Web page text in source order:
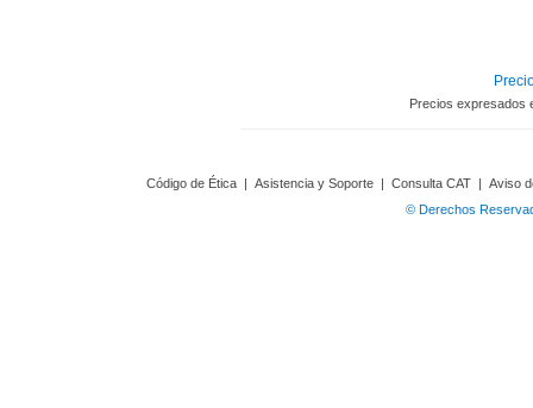
Precios expresados
Código de Ética | Asistencia y Soporte | Consulta CAT | Aviso
© Derechos